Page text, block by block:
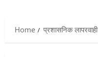
Home प्रशासनिक लापरवाही